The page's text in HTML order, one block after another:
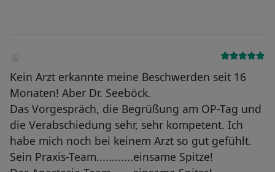
Kein Arzt erkannte meine Beschwerden seit 16
Monaten! Aber Dr. Seeböck.
Das Vorgespräch, die Begrüßung am OP-Tag und
die Verabschiedung sehr, sehr kompetent. Ich
habe mich noch bei keinem Arzt so gut gefühlt.
Sein Praxis-Team............einsame Spitze!